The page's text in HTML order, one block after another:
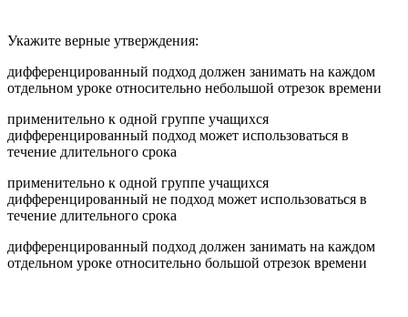
Укажите верные утверждения:
дифференцированный подход должен занимать на каждом
отдельном уроке относительно небольшой отрезок времени
применительно к одной группе учащихся
дифференцированный подход может использоваться в
течение длительного срока
применительно к одной группе учащихся
дифференцированный не подход может использоваться в
течение длительного срока
дифференцированный подход должен занимать на каждом
отдельном уроке относительно большой отрезок времени